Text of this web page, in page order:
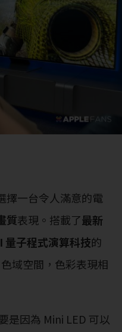
擇一台令人滿意的電
質表現。搭載了最新
量子程式演算科技的
域空間，色彩表現相
是因為 Mini LED 可以